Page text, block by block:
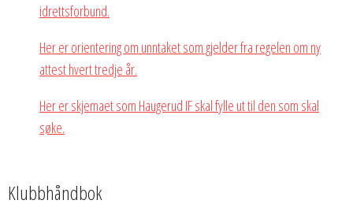
idrettsforbund.
Her er orientering om unntaket som gjelder fra regelen om ny
attest hvert tredje år.
Her er skjemaet som Haugerud IF skal fylle ut til den som skal
søke.
Klubbhåndbok